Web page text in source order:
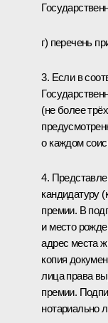
г) перечень
3. Если в
(не более
о каждом
4.
кандидатуру
премии. В
и место
адрес места
копия
лица права
премии.
нотариально